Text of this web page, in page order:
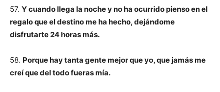
57. Y cuando llega la noche y no ha ocurrido pienso en el
regalo que el destino me ha hecho, dejándome
disfrutarte 24 horas más.
58. Porque hay tanta gente mejor que yo, que jamás me
creí que del todo fueras mía.